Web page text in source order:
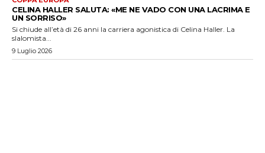
CELINA HALLER SALUTA: «ME NE VADO CON UNA LACRIMA E
UN SORRISO»
Si chiude all’età di 26 anni la carriera agonistica di Celina Haller. La
slalomista...
9 Luglio 2026